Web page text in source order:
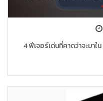
4 ฟีเจอร์เด่นที่คาดว่าจะมา